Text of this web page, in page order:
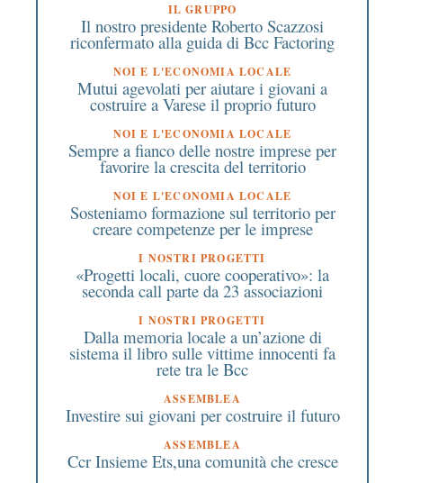
IL GRUPPO
Il nostro presidente Roberto Scazzosi
riconfermato alla guida di Bcc Factoring
NOI E L'ECONOMIA LOCALE
Mutui agevolati per aiutare i giovani a
costruire a Varese il proprio futuro
NOI E L'ECONOMIA LOCALE
Sempre a fianco delle nostre imprese per
favorire la crescita del territorio
NOI E L'ECONOMIA LOCALE
Sosteniamo formazione sul territorio per
creare competenze per le imprese
I NOSTRI PROGETTI
«Progetti locali, cuore cooperativo»: la
seconda call parte da 23 associazioni
I NOSTRI PROGETTI
Dalla memoria locale a un’azione di
sistema il libro sulle vittime innocenti fa
rete tra le Bcc
ASSEMBLEA
Investire sui giovani per costruire il futuro
ASSEMBLEA
Ccr Insieme Ets,una comunità che cresce